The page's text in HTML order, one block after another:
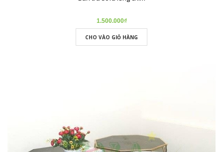
1.500.000₫
CHO VÀO GIỎ HÀNG